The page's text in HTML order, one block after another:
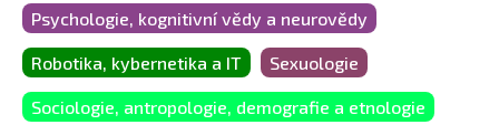
Psychologie, kognitivní vědy a neurovědy
Robotika, kybernetika a IT Sexuologie
Sociologie, antropologie, demografie a etnologie